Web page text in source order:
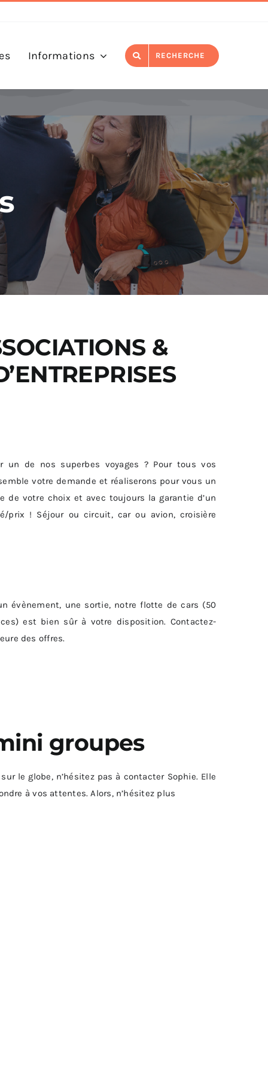
Informations RECHERCHE
&
un de nos superbes voyages ? Pour tous vos
votre demande et réaliserons pour vous un
de votre choix et avec toujours la garantie d’un
prix ! Séjour ou circuit, car ou avion, croisière
évènement, une sortie, notre flotte de cars (50
est bien sûr à votre disposition. Contactez-
des offres.
groupes
le globe, n’hésitez pas à contacter Sophie. Elle
à vos attentes. Alors, n’hésitez plus